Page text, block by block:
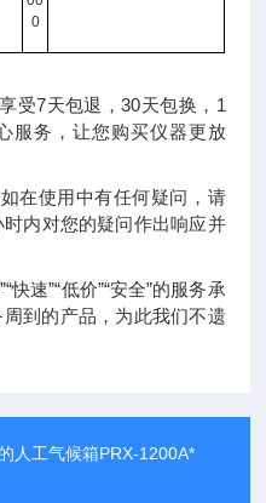
0
受7天包退，30天包换，1
服务，让您购买仪器更放
在使用中有任何疑问，请
内对您的疑问作出响应并
速”“低价”“安全”的服务承
到的产品，为此我们不遗
人工气候箱PRX-1200A*